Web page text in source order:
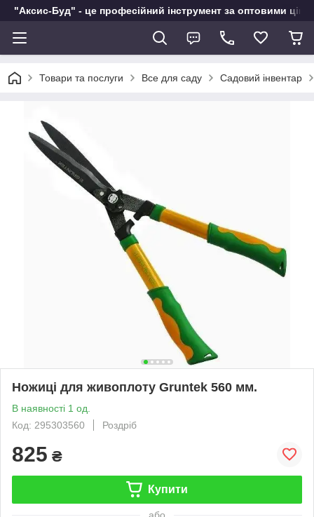
"Аксис-Буд" - це професійний інструмент за оптовими
Товари та послуги Все для саду Садовий інвентар
Ножиці для живоплоту Gruntek 560 мм.
В наявності 1 од.
Код: 295303560
Роздріб
825 ₴
Купити
або